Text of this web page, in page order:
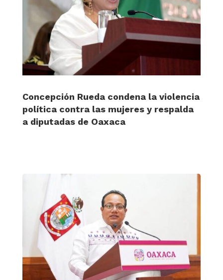
Concepción Rueda condena la violencia
política contra las mujeres y respalda
a diputadas de Oaxaca